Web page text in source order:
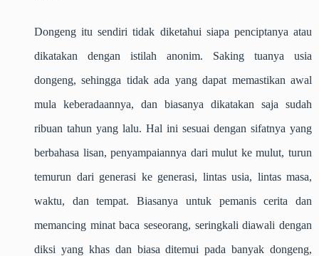
Dongeng itu sendiri tidak diketahui siapa penciptanya atau
dikatakan dengan istilah anonim. Saking tuanya usia
dongeng, sehingga tidak ada yang dapat memastikan awal
mula keberadaannya, dan biasanya dikatakan saja sudah
ribuan tahun yang lalu. Hal ini sesuai dengan sifatnya yang
berbahasa lisan, penyampaiannya dari mulut ke mulut, turun
temurun dari generasi ke generasi, lintas usia, lintas masa,
waktu, dan tempat. Biasanya untuk pemanis cerita dan
memancing minat baca seseorang, seringkali diawali dengan
diksi yang khas dan biasa ditemui pada banyak dongeng,